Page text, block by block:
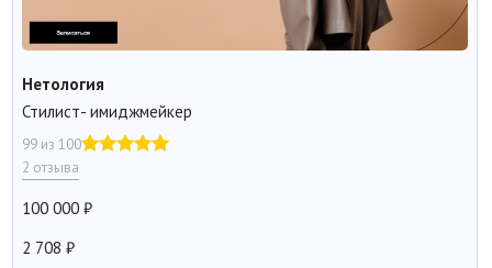
Нетология
Стилист- имиджмейкер
99 из 100
2 отзыва
100 000
2 708